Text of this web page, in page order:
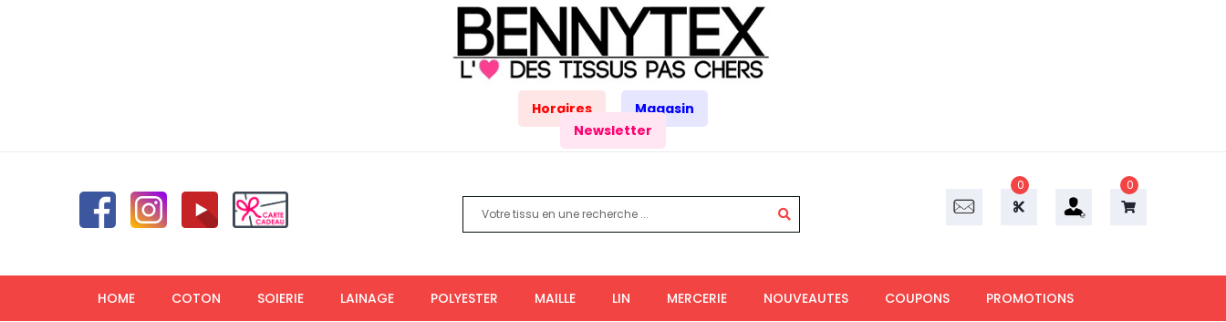
Horaires
Magasin
Newsletter
0 0
HOME COTON SOIERIE LAINAGE POLYESTER MAILLE LIN MERCERIE NOUVEAUTES COUPONS PROMOTIONS